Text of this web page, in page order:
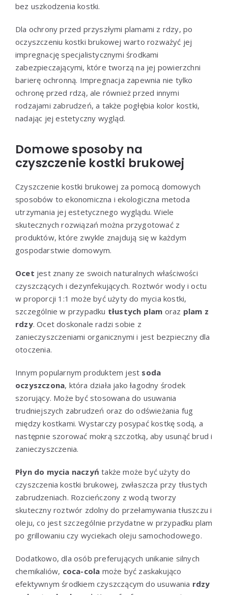
bez uszkodzenia kostki.
Dla ochrony przed przyszłymi plamami z rdzy, po
oczyszczeniu kostki brukowej warto rozważyć jej
impregnację specjalistycznymi środkami
zabezpieczającymi, które tworzą na jej powierzchni
barierę ochronną. Impregnacja zapewnia nie tylko
ochronę przed rdzą, ale również przed innymi
rodzajami zabrudzeń, a także pogłębia kolor kostki,
nadając jej estetyczny wygląd.
Domowe sposoby na
czyszczenie kostki brukowej
Czyszczenie kostki brukowej za pomocą domowych
sposobów to ekonomiczna i ekologiczna metoda
utrzymania jej estetycznego wyglądu. Wiele
skutecznych rozwiązań można przygotować z
produktów, które zwykle znajdują się w każdym
gospodarstwie domowym.
Ocet jest znany ze swoich naturalnych właściwości
czyszczących i dezynfekujących. Roztwór wody i octu
w proporcji 1:1 może być użyty do mycia kostki,
szczególnie w przypadku tłustych plam oraz plam z
rdzy. Ocet doskonale radzi sobie z
zanieczyszczeniami organicznymi i jest bezpieczny dla
otoczenia.
Innym popularnym produktem jest soda
oczyszczona, która działa jako łagodny środek
szorujący. Może być stosowana do usuwania
trudniejszych zabrudzeń oraz do odświeżania fug
między kostkami. Wystarczy posypać kostkę sodą, a
następnie szorować mokrą szczotką, aby usunąć brud i
zanieczyszczenia.
Płyn do mycia naczyń także może być użyty do
czyszczenia kostki brukowej, zwłaszcza przy tłustych
zabrudzeniach. Rozcieńczony z wodą tworzy
skuteczny roztwór zdolny do przełamywania tłuszczu i
oleju, co jest szczególnie przydatne w przypadku plam
po grillowaniu czy wyciekach oleju samochodowego.
Dodatkowo, dla osób preferujących unikanie silnych
chemikaliów, coca-cola może być zaskakująco
efektywnym środkiem czyszczącym do usuwania rdzy